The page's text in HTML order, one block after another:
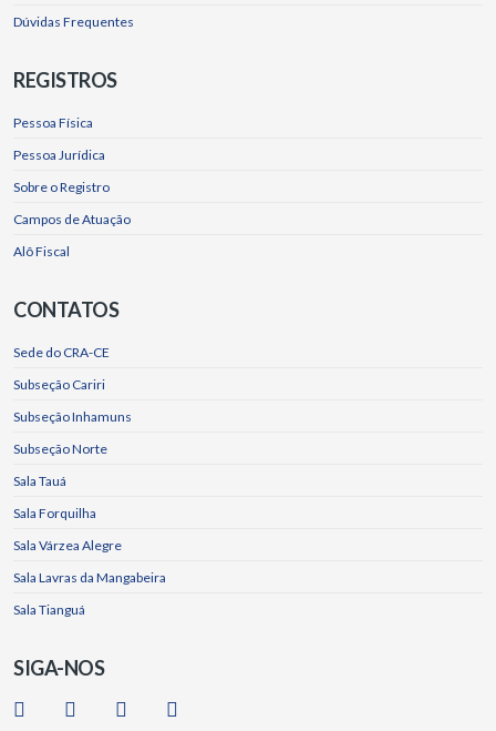
Dúvidas Frequentes
REGISTROS
Pessoa Física
Pessoa Jurídica
Sobre o Registro
Campos de Atuação
Alô Fiscal
CONTATOS
Sede do CRA-CE
Subseção Cariri
Subseção Inhamuns
Subseção Norte
Sala Tauá
Sala Forquilha
Sala Várzea Alegre
Sala Lavras da Mangabeira
Sala Tianguá
SIGA-NOS